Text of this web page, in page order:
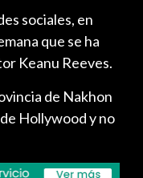
sociales, en
que se ha
Keanu Reeves.
de Nakhon
Hollywood y no